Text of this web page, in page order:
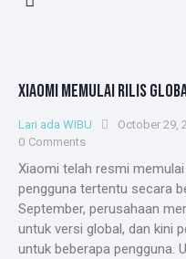
XIAOMI MEMULAI RILIS
Lari ada WIBU October 29,
0 Comments
Xiaomi telah resmi
pengguna tertentu secara
September, perusahaan
untuk versi global, dan kini
untuk beberapa pengguna.